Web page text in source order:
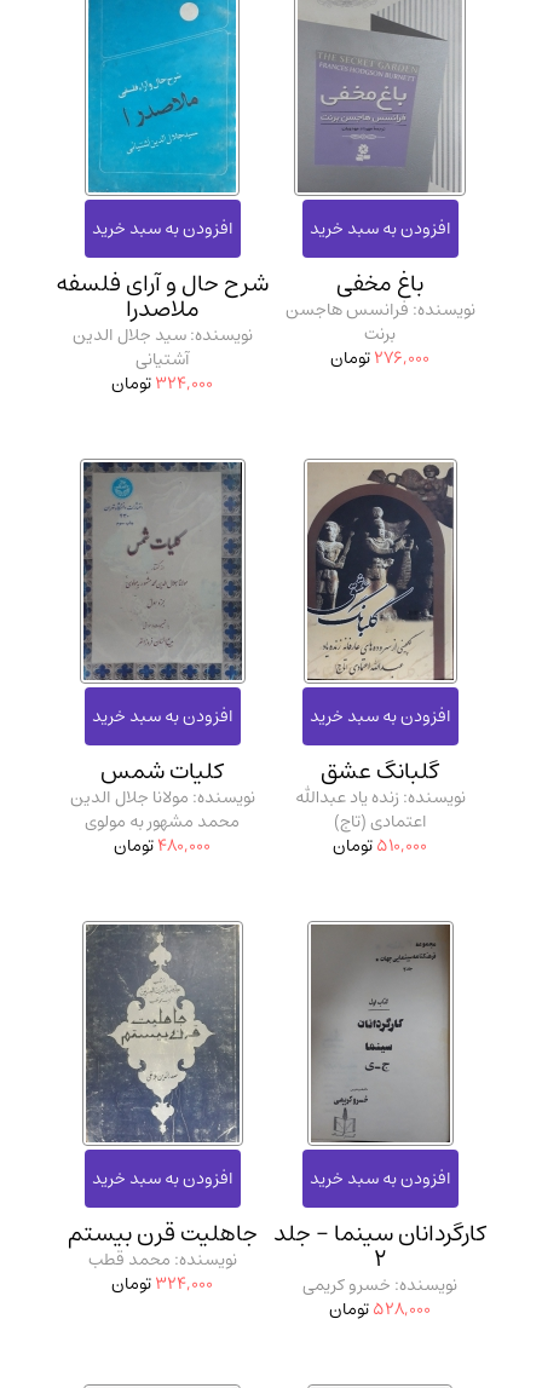
باغ مخفی
نویسنده: فرانسس هاجسن
برنت
276,000تومان
شرح حال و آرای فلسفه
ملاصدرا
نویسنده: سید جلال الدین
آشتیانی
324,000تومان
گلبانگ عشق
نویسنده: زنده یاد عبدالله
اعتمادی (تاج)
510,000تومان
کلیات شمس
نویسنده: مولانا جلال الدین
محمد مشهور به مولوی
480,000تومان
کارگردانان سینما - جلد
2
نویسنده: خسرو کریمی
528,000تومان
جاهلیت قرن بیستم
نویسنده: محمد قطب
324,000تومان